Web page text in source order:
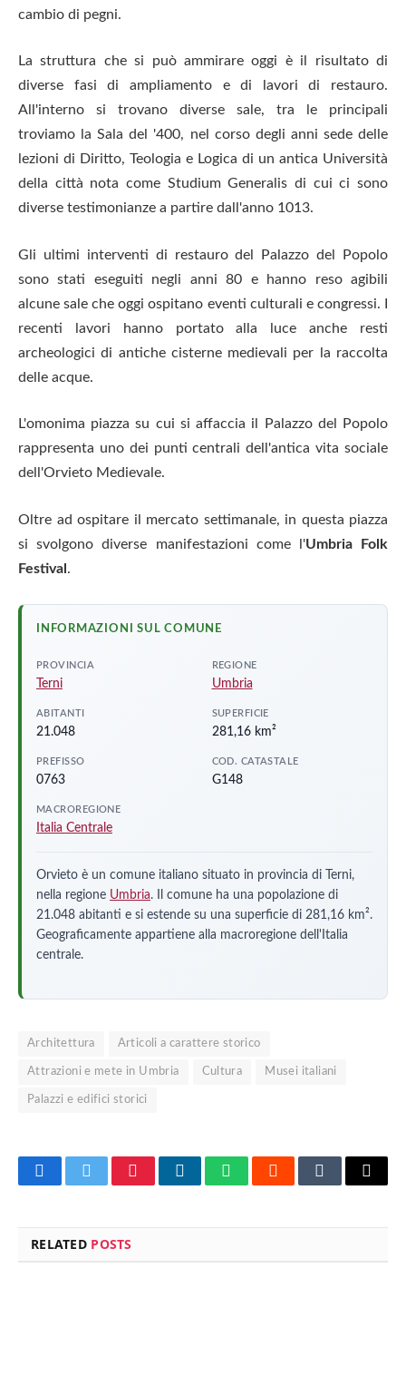
cambio di pegni.
La struttura che si può ammirare oggi è il risultato di
diverse fasi di ampliamento e di lavori di restauro.
All'interno si trovano diverse sale, tra le principali
troviamo la Sala del '400, nel corso degli anni sede delle
lezioni di Diritto, Teologia e Logica di un antica Università
della città nota come Studium Generalis di cui ci sono
diverse testimonianze a partire dall'anno 1013.
Gli ultimi interventi di restauro del Palazzo del Popolo
sono stati eseguiti negli anni 80 e hanno reso agibili
alcune sale che oggi ospitano eventi culturali e congressi. I
recenti lavori hanno portato alla luce anche resti
archeologici di antiche cisterne medievali per la raccolta
delle acque.
L'omonima piazza su cui si affaccia il Palazzo del Popolo
rappresenta uno dei punti centrali dell'antica vita sociale
dell'Orvieto Medievale.
Oltre ad ospitare il mercato settimanale, in questa piazza
si svolgono diverse manifestazioni come l'Umbria Folk
Festival .
INFORMAZIONI SUL COMUNE
PROVINCIA
Terni
REGIONE
Umbria
ABITANTI
21.048
SUPERFICIE
281,16 km²
PREFISSO
0763
COD. CATASTALE
G148
MACROREGIONE
Italia Centrale
Orvieto è un comune italiano situato in provincia di Terni,
nella regione Umbria. Il comune ha una popolazione di
21.048 abitanti e si estende su una superficie di 281,16 km².
Geograficamente appartiene alla macroregione dell'Italia
centrale.
Architettura Articoli a carattere storico
Attrazioni e mete in Umbria Cultura Musei italiani
Palazzi e edifici storici
FacebookTwitterPinterestLinkedInWhatsAppRedditTumblrEmail
RELATED POSTS